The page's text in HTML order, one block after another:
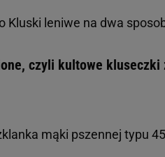
Kluski leniwe na dwa
czyli kultowe
mąki pszennej typu